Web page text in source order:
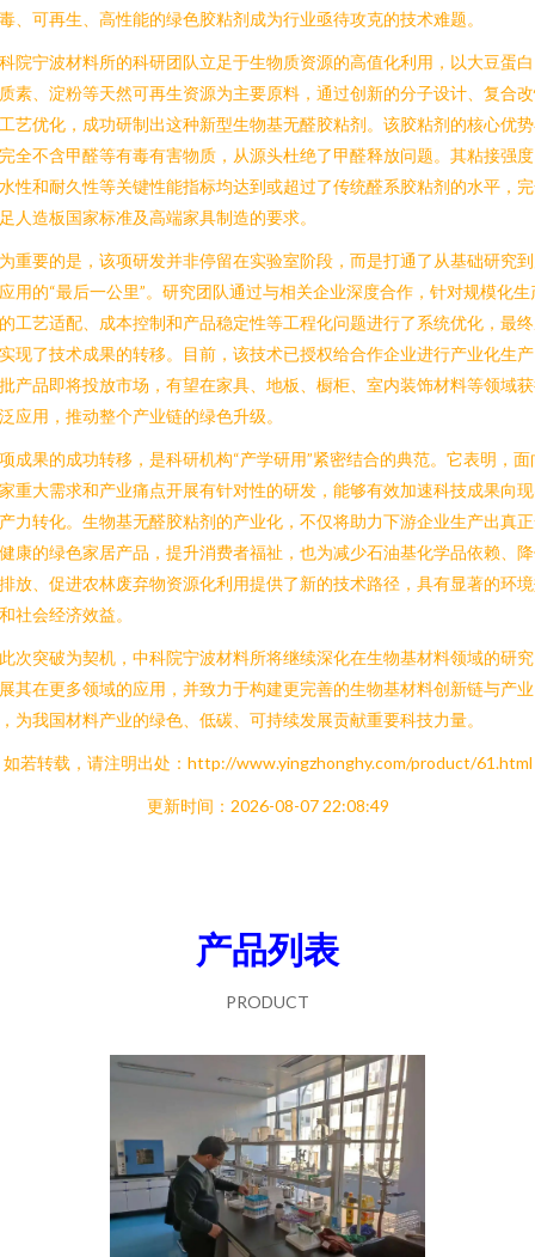
、可再生、高性能的绿色胶粘剂成为行业亟待攻克的技术难题。
院宁波材料所的科研团队立足于生物质资源的高值化利用，以大豆蛋
素、淀粉等天然可再生资源为主要原料，通过创新的分子设计、复合
艺优化，成功研制出这种新型生物基无醛胶粘剂。该胶粘剂的核心优
全不含甲醛等有毒有害物质，从源头杜绝了甲醛释放问题。其粘接强
性和耐久性等关键性能指标均达到或超过了传统醛系胶粘剂的水平，
人造板国家标准及高端家具制造的要求。
重要的是，该项研发并非停留在实验室阶段，而是打通了从基础研究
用的“最后一公里”。研究团队通过与相关企业深度合作，针对规模化生
工艺适配、成本控制和产品稳定性等工程化问题进行了系统优化，最
现了技术成果的转移。目前，该技术已授权给合作企业进行产业化生
产品即将投放市场，有望在家具、地板、橱柜、室内装饰材料等领域
应用，推动整个产业链的绿色升级。
成果的成功转移，是科研机构“产学研用”紧密结合的典范。它表明，面
重大需求和产业痛点开展有针对性的研发，能够有效加速科技成果向
力转化。生物基无醛胶粘剂的产业化，不仅将助力下游企业生产出真
康的绿色家居产品，提升消费者福祉，也为减少石油基化学品依赖、
放、促进农林废弃物资源化利用提供了新的技术路径，具有显著的环
社会经济效益。
次突破为契机，中科院宁波材料所将继续深化在生物基材料领域的研
其在更多领域的应用，并致力于构建更完善的生物基材料创新链与产业
为我国材料产业的绿色、低碳、可持续发展贡献重要科技力量。
如若转载，请注明出处：http://www.yingzhonghy.com/product/61.html
更新时间：2026-08-07 22:08:49
产品列表
PRODUCT